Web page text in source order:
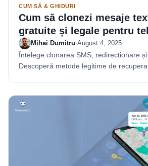
CUM SĂ & GHIDURI
Cum să clonezi mesaje
gratuite și legale pentru
Mihai Dumitru·August 4, 2025
Înțelege clonarea SMS, redirecționare
Descoperă metode legitime de